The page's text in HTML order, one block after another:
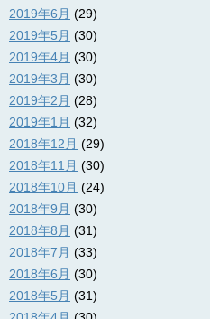
2019年6月 (29)
2019年5月 (30)
2019年4月 (30)
2019年3月 (30)
2019年2月 (28)
2019年1月 (32)
2018年12月 (29)
2018年11月 (30)
2018年10月 (24)
2018年9月 (30)
2018年8月 (31)
2018年7月 (33)
2018年6月 (30)
2018年5月 (31)